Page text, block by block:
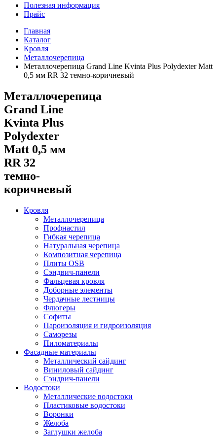
Полезная информация
Прайс
Главная
Каталог
Кровля
Металлочерепица
Металлочерепица Grand Line Kvinta Plus Polydexter Matt
0,5 мм RR 32 темно-коричневый
Металлочерепица
Grand Line
Kvinta Plus
Polydexter
Matt 0,5 мм
RR 32
темно-
коричневый
Кровля
Металлочерепица
Профнастил
Гибкая черепица
Натуральная черепица
Композитная черепица
Плиты OSB
Сэндвич-панели
Фальцевая кровля
Доборные элементы
Чердачные лестницы
Флюгеры
Софиты
Пароизоляция и гидроизоляция
Саморезы
Пиломатериалы
Фасадные материалы
Металлический сайдинг
Виниловый сайдинг
Сэндвич-панели
Водостоки
Металлические водостоки
Пластиковые водостоки
Воронки
Желоба
Заглушки желоба